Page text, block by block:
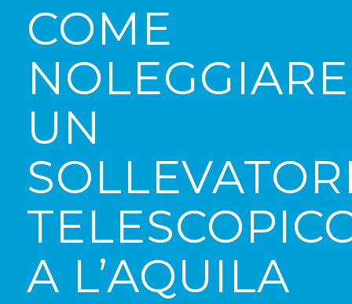
COME
NOLEGGIARE
UN
A L’AQUILA